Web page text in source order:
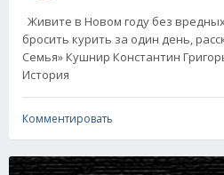
Живите в Новом году без
бросить курить за один день,
Семья» Кушнир Константин
История
Комментировать